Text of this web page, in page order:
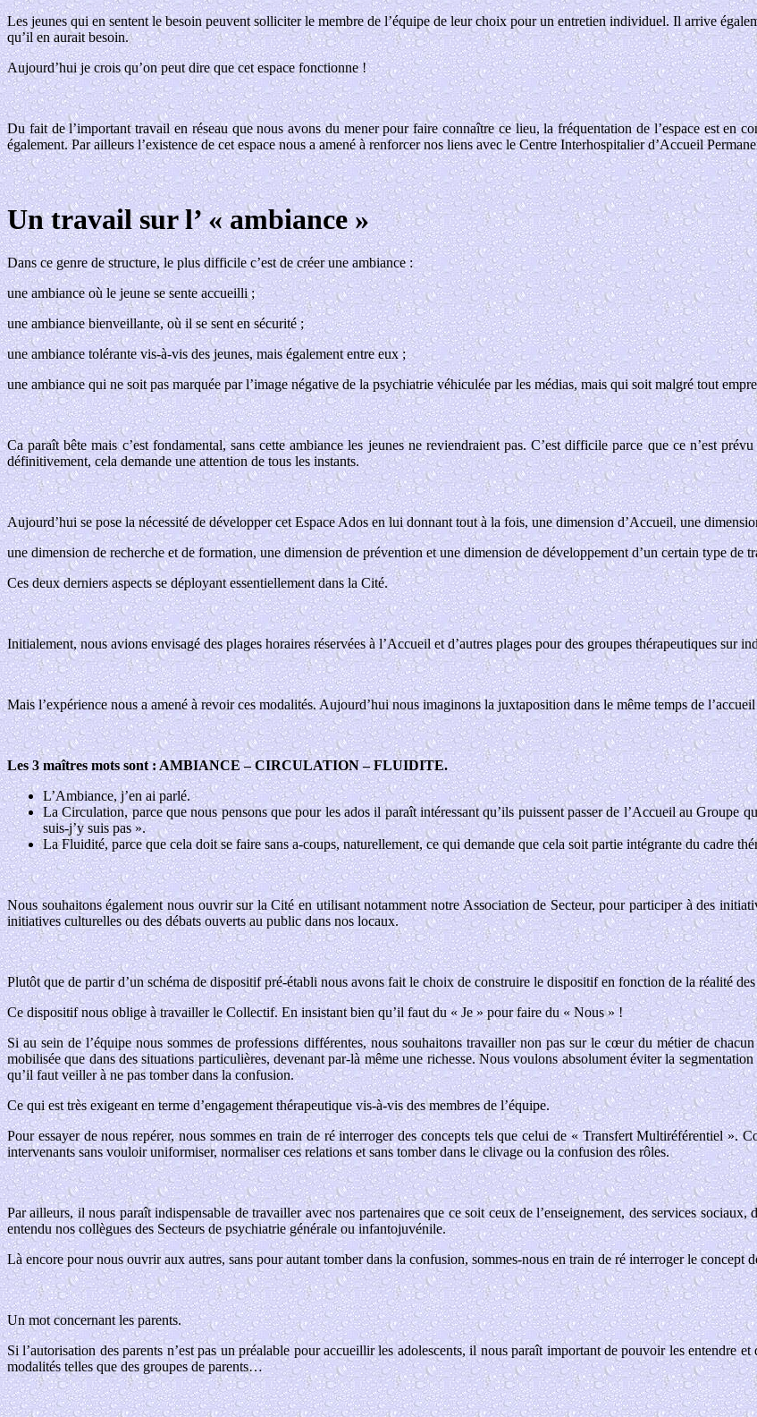
Les jeunes qui en sentent le besoin peuvent solliciter le membre de l’équipe de leur choix pour un entretien individuel. Il arrive
qu’il en aurait besoin.
Aujourd’hui je crois qu’on peut dire que cet espace fonctionne !
Du fait de l’important travail en réseau que nous avons du mener pour faire connaître ce lieu, la fréquentation de l’espace est en
également. Par ailleurs l’existence de cet espace nous a amené à renforcer nos liens avec le Centre Interhospitalier d’Accueil
Un travail sur l’ « ambiance »
Dans ce genre de structure, le plus difficile c’est de créer une ambiance :
une ambiance où le jeune se sente accueilli ;
une ambiance bienveillante, où il se sent en sécurité ;
une ambiance tolérante vis-à-vis des jeunes, mais également entre eux ;
une ambiance qui ne soit pas marquée par l’image négative de la psychiatrie véhiculée par les médias, mais qui soit malgré tout
Ca paraît bête mais c’est fondamental, sans cette ambiance les jeunes ne reviendraient pas. C’est difficile parce que ce n’est
définitivement, cela demande une attention de tous les instants.
Aujourd’hui se pose la nécessité de développer cet Espace Ados en lui donnant tout à la fois, une dimension d’Accueil, une
une dimension de recherche et de formation, une dimension de prévention et une dimension de développement d’un certain type de
Ces deux derniers aspects se déployant essentiellement dansla Cité.
Initialement, nous avions envisagé des plages horaires réservées à l’Accueil et d’autres plages pour des groupes thérapeutiques sur
Mais l’expérience nous a amené à revoir ces modalités. Aujourd’hui nous imaginons la juxtaposition dans le même temps de
Les 3 maîtres mots sont : AMBIANCE – CIRCULATION – FLUIDITE.
L’Ambiance, j’en ai parlé.
La Circulation, parce que nous pensons que pour les ados il paraît intéressant qu’ils puissent passer de l’Accueil au Groupe
suis-j’y suis pas ».
La Fluidité, parce que cela doit se faire sans a-coups, naturellement, ce qui demande que cela soit partie intégrante du cadre
Nous souhaitons également nous ouvrir surla Citéen utilisant notamment notre Association de Secteur, pour participer à des
initiatives culturelles ou des débats ouverts au public dans nos locaux.
Plutôt que de partir d’un schéma de dispositif pré-établi nous avons fait le choix de construire le dispositif en fonction de la réalité
Ce dispositif nous oblige à travailler le Collectif. En insistant bien qu’il faut du « Je » pour faire du « Nous » !
Si au sein de l’équipe nous sommes de professions différentes, nous souhaitons travailler non pas sur le cœur du métier de
mobilisée que dans des situations particulières, devenant par-là même une richesse. Nous voulons absolument éviter la
qu’il faut veiller à ne pas tomber dans la confusion.
Ce qui est très exigeant en terme d’engagement thérapeutique vis-à-vis des membres de l’équipe.
Pour essayer de nous repérer, nous sommes en train de ré interroger des concepts tels que celui de « Transfert Multiréférentiel ».
intervenants sans vouloir uniformiser, normaliser ces relations et sans tomber dans le clivage ou la confusion des rôles.
Par ailleurs, il nous paraît indispensable de travailler avec nos partenaires que ce soit ceux de l’enseignement, des services
entendu nos collègues des Secteurs de psychiatrie générale ou infantojuvénile.
Là encore pour nous ouvrir aux autres, sans pour autant tomber dans la confusion, sommes-nous en train de ré interroger le concept
Un mot concernant les parents.
Si l’autorisation des parents n’est pas un préalable pour accueillir les adolescents, il nous paraît important de pouvoir les entendre
modalités telles que des groupes de parents…